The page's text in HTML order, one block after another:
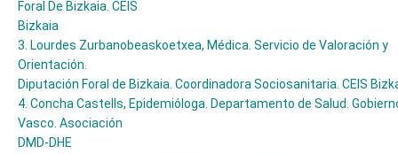
Foral De Bizkaia. CEIS
Bizkaia
3. Lourdes Zurbanobeaskoetxea, Médica. Servicio de Valoración y
Orientación.
Diputación Foral de Bizkaia. Coordinadora Sociosanitaria. CEIS
4. Concha Castells, Epidemióloga. Departamento de Salud.
Vasco. Asociación
DMD-DHE